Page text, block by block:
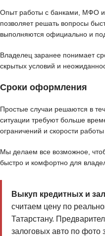
Опыт работы с банками, МФО и
позволяет решать вопросы
выполняются официально и
Владелец заранее понимает
скрытых условий и
Сроки оформления
Простые случаи решаются в
ситуации требуют больше
ограничений и скорости работы
Мы делаем все возможное,
быстро и комфортно для
Выкуп кредитных и
считаем цену по
Татарстану.
залоговых авто по фото